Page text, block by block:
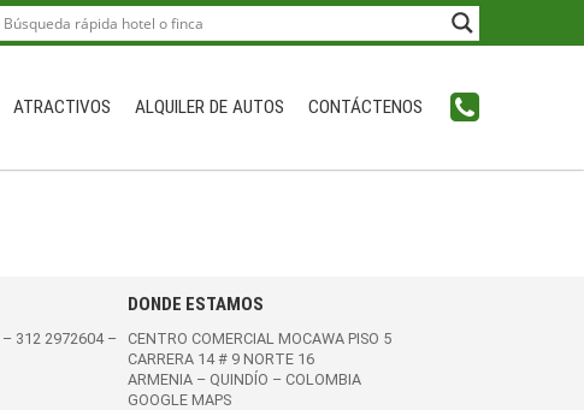
ATRACTIVOS ALQUILER DE AUTOS CONTÁCTENOS
– 312 2972604–
DONDE ESTAMOS
CENTRO COMERCIAL MOCAWA PISO 5
CARRERA 14 # 9 NORTE 16
ARMENIA – QUINDÍO – COLOMBIA
GOOGLE MAPS